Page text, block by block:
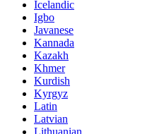
Icelandic
Igbo
Javanese
Kannada
Kazakh
Khmer
Kurdish
Kyrgyz
Latin
Latvian